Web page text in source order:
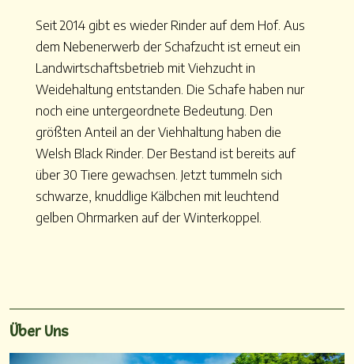
Seit 2014 gibt es wieder Rinder auf dem Hof. Aus
dem Nebenerwerb der Schafzucht ist erneut ein
Landwirtschaftsbetrieb mit Viehzucht in
Weidehaltung entstanden. Die Schafe haben nur
noch eine untergeordnete Bedeutung. Den
größten Anteil an der Viehhaltung haben die
Welsh Black Rinder. Der Bestand ist bereits auf
über 30 Tiere gewachsen. Jetzt tummeln sich
schwarze, knuddlige Kälbchen mit leuchtend
gelben Ohrmarken auf der Winterkoppel.
Über Uns